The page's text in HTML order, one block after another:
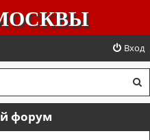
Вход
о
форум